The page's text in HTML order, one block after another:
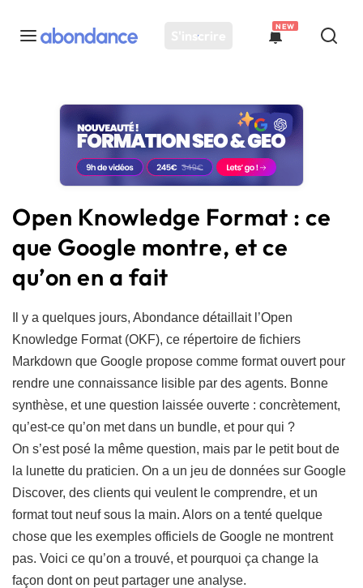
S'inscrire
NEW
Toutes les actus
Actus SEO
Plateforme
Solutions
Ressources
Audit SEO
Open Knowledge Format : ce
que Google montre, et ce
qu’on en a fait
Il y a quelques jours, Abondance détaillait l’Open
Knowledge Format (OKF), ce répertoire de fichiers
Markdown que Google propose comme format ouvert pour
rendre une connaissance lisible par des agents. Bonne
synthèse, et une question laissée ouverte : concrètement,
qu’est-ce qu’on met dans un bundle, et pour qui ?
On s’est posé la même question, mais par le petit bout de
la lunette du praticien. On a un jeu de données sur Google
Discover, des clients qui veulent le comprendre, et un
format tout neuf sous la main. Alors on a tenté quelque
chose que les exemples officiels de Google ne montrent
pas. Voici ce qu’on a trouvé, et pourquoi ça change la
façon dont on peut partager une analyse.